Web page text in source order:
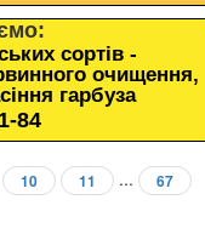
сортів -
очищення,
гарбуза
84
10 11 ... 67